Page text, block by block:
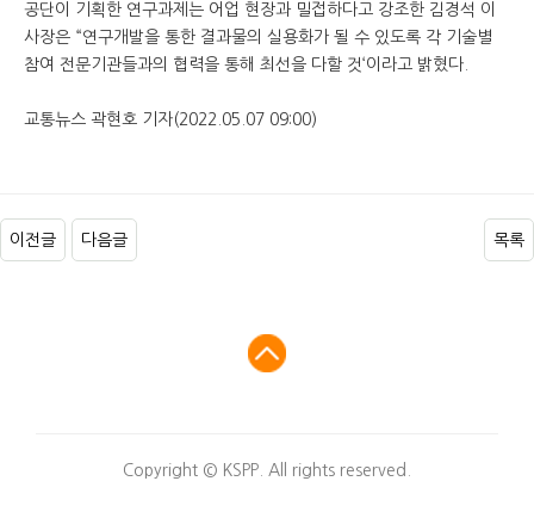
공단이 기획한 연구과제는 어업 현장과 밀접하다고 강조한 김경석 이
사장은 “연구개발을 통한 결과물의 실용화가 될 수 있도록 각 기술별
참여 전문기관들과의 협력을 통해 최선을 다할 것‘이라고 밝혔다.
교통뉴스 곽현호 기자(2022.05.07 09:00)
이전글 다음글 목록
Copyright © KSPP. All rights reserved.